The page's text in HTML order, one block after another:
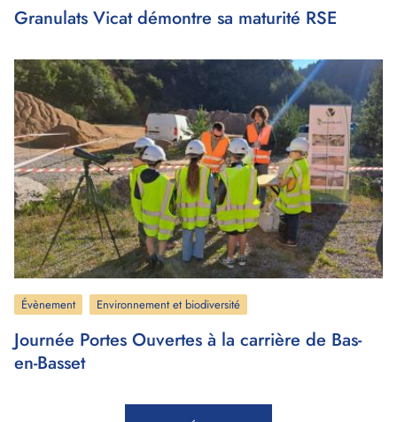
Granulats Vicat démontre sa maturité RSE
Évènement Environnement et biodiversité
Journée Portes Ouvertes à la carrière de Bas-
en-Basset